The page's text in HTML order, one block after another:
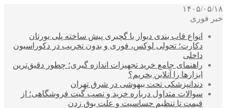
۱۴۰۵/۰۵/۱۸
خبر فوری
انواع قاب بندی دیوار با گچبری پیش ساخته پلی یورتان
دکارت؛ تحولی لوکس، فوری و بدون تخریب در دکوراسیون
داخلی
راهنمای جامع خرید تجهیزات اندازه گیری؛ چطور دقیق‌ترین
ابزارها را آنلاین بخریم؟
دندانپزشکی تحت بیهوشی در شرق تهران
سوالات متداول درباره خرید و نصب گیت فروشگاهی؛ از
قیمت تا تنظیم حساسیت و علت بوق زدن